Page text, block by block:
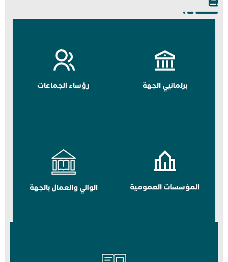
برلمانيي الجهة رؤساء الجماعات
المؤسسات العمومية الوالي والعمال بالجهة